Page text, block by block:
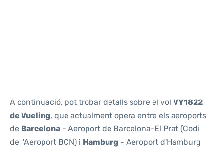
A continuació, pot trobar detalls sobre el vol VY1822
de Vueling, que actualment opera entre els aeroports
de Barcelona - Aeroport de Barcelona-El Prat (Codi
de l'Aeroport BCN) i Hamburg - Aeroport d'Hamburg